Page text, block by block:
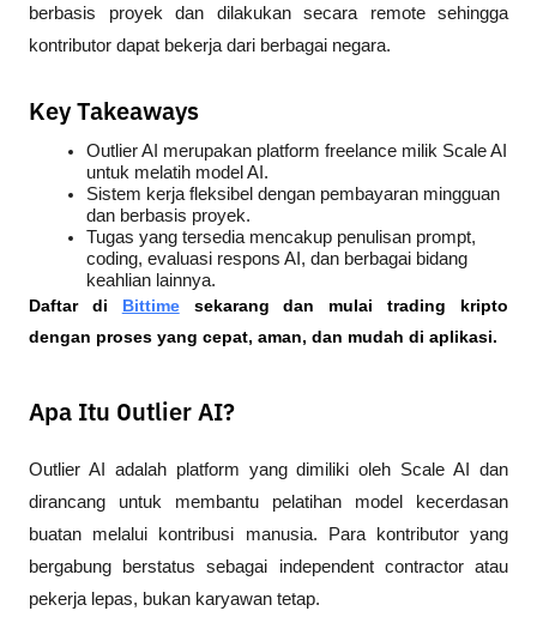
berbasis proyek dan dilakukan secara remote sehingga
kontributor dapat bekerja dari berbagai negara.
Key Takeaways
Outlier AI merupakan platform freelance milik Scale AI
untuk melatih model AI.
Sistem kerja fleksibel dengan pembayaran mingguan
dan berbasis proyek.
Tugas yang tersedia mencakup penulisan prompt,
coding, evaluasi respons AI, dan berbagai bidang
keahlian lainnya.
Daftar di
Bittime sekarang dan mulai trading kripto
dengan proses yang cepat, aman, dan mudah di aplikasi.
Apa Itu Outlier AI?
Outlier AI adalah platform yang dimiliki oleh Scale AI dan
dirancang untuk membantu pelatihan model kecerdasan
buatan melalui kontribusi manusia. Para kontributor yang
bergabung berstatus sebagai independent contractor atau
pekerja lepas, bukan karyawan tetap.